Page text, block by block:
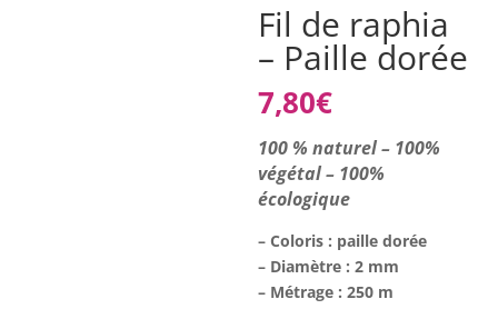
Fil de raphia
– Paille dorée
7,80€
100 % naturel – 100%
végétal – 100%
écologique
– Coloris : paille dorée
– Diamètre : 2 mm
– Métrage : 250 m